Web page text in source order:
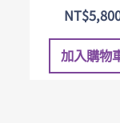
NT$
加入購物